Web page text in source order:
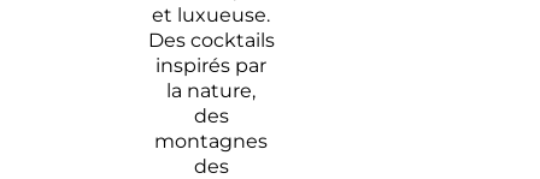
et luxueuse.
Des cocktails
inspirés par
la nature,
des
montagnes
des